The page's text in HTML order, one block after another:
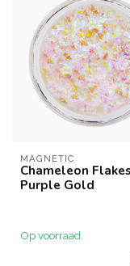
MAGNETIC
Chameleon Flakes
Purple Gold
Op voorraad